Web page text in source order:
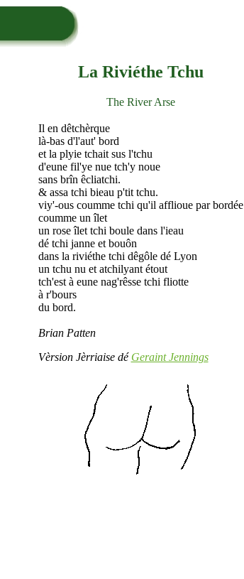
La Riviéthe Tchu
The River Arse
Il en dêtchèrque
là-bas d'l'aut' bord
et la plyie tchait sus l'tchu
d'eune fil'ye nue tch'y noue
sans brîn êcliatchi.
& assa tchi bieau p'tit tchu.
viy'-ous coumme tchi qu'il afflioue par bordée
coumme un îlet
un rose îlet tchi boule dans l'ieau
dé tchi janne et bouôn
dans la riviéthe tchi dêgôle dé Lyon
un tchu nu et atchilyant étout
tch'est à eune nag'rêsse tchi fliotte
à r'bours
du bord.
Brian Patten
Vèrsion Jèrriaise dé Geraint Jennings